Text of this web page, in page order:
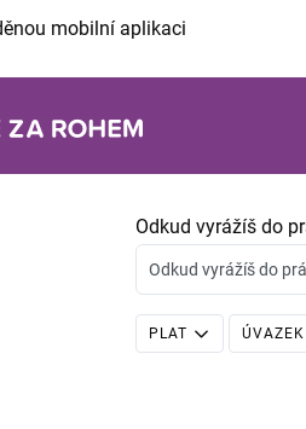
mobilní aplikaci
Odkud vyrážíš do
Odkud vyrážíš do
PLAT ÚVAZEK